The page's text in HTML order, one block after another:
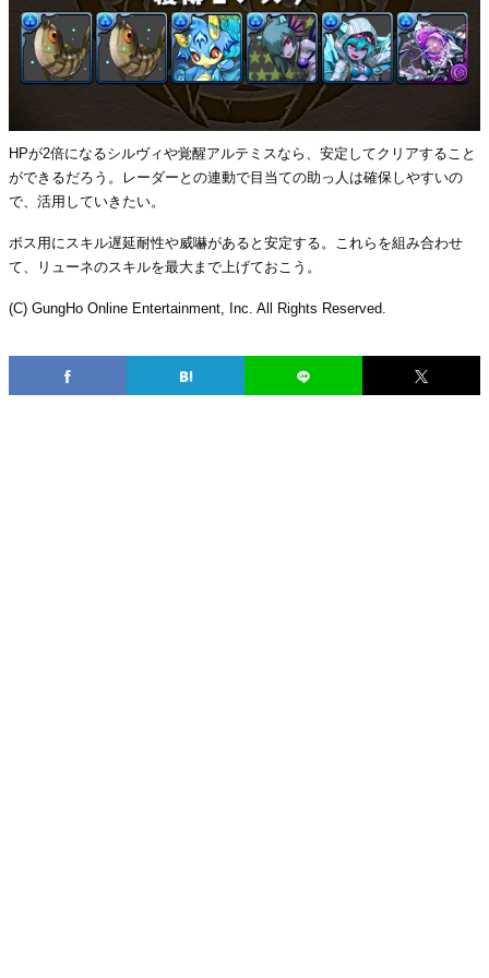
HPが2倍になるシルヴィや覚醒アルテミスなら、安定してクリアすること
ができるだろう。レーダーとの連動で目当ての助っ人は確保しやすいの
で、活用していきたい。
ボス用にスキル遅延耐性や威嚇があると安定する。これらを組み合わせ
て、リューネのスキルを最大まで上げておこう。
(C) GungHo Online Entertainment, Inc. All Rights Reserved.